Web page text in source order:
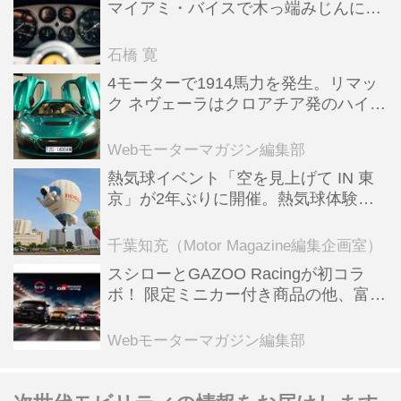
マイアミ・バイスで木っ端みじんにな
石橋 寛
4モーターで1914馬力を発生。リマッ
ク ネヴェーラはクロアチア発のハイパ
全版／115】
Webモーターマガジン編集部
熱気球イベント「空を見上げて IN 東
京」が2年ぶりに開催。熱気球体験搭
ンテンツも
千葉知充（Motor Magazine編集企画室）
スシローとGAZOO Racingが初コラ
ボ！ 限定ミニカー付き商品の他、富士
る抽選企画などを展開
Webモーターマガジン編集部